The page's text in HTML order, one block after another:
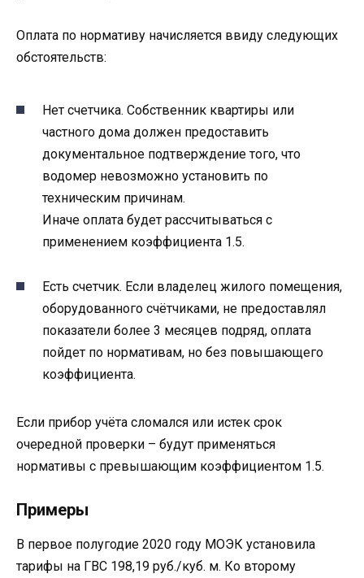
Оплата по нормативу начисляется ввиду следующих
обстоятельств:
Нет счетчика. Собственник квартиры или
частного дома должен предоставить
документальное подтверждение того, что
водомер невозможно установить по
техническим причинам.
Иначе оплата будет рассчитываться с
применением коэффициента 1.5.
Есть счетчик. Если владелец жилого помещения,
оборудованного счётчиками, не предоставлял
показатели более 3 месяцев подряд, оплата
пойдет по нормативам, но без повышающего
коэффициента.
Если прибор учёта сломался или истек срок
очередной проверки – будут применяться
нормативы с превышающим коэффициентом 1.5.
Примеры
В первое полугодие 2020 году МОЭК установила
тарифы на ГВС 198,19 руб./куб. м. Ко второму